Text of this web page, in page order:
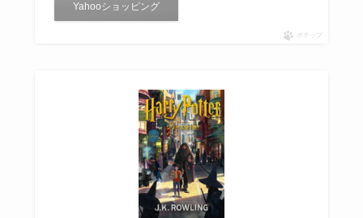
Yahooショッピング
ポチップ